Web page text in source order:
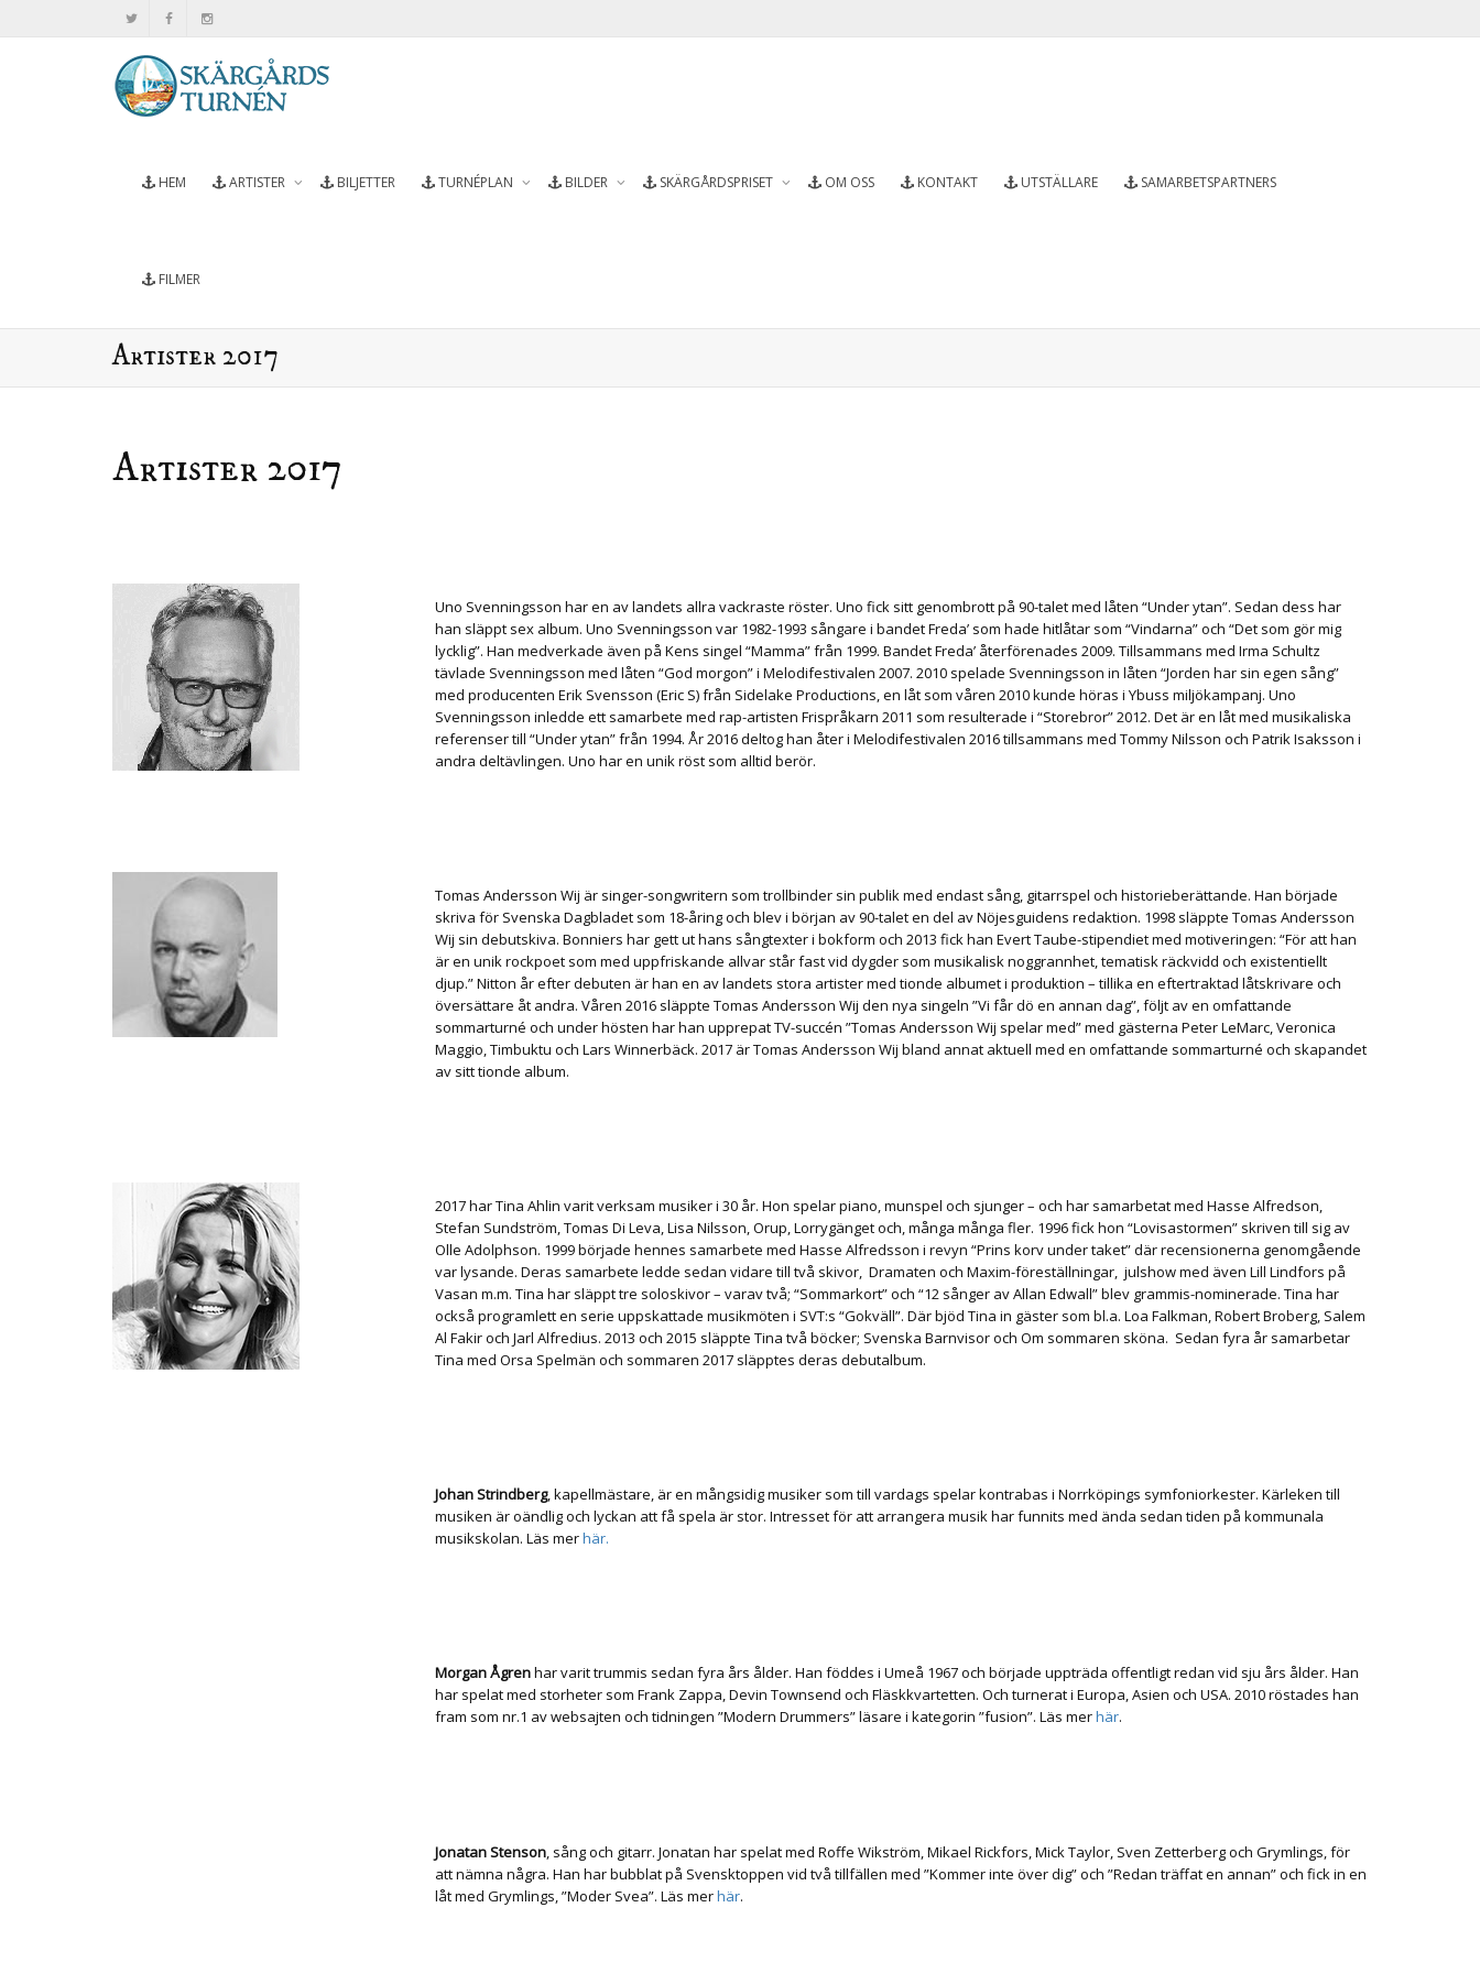
HEM ARTISTER BILJETTER TURNÉPLAN BILDER SKÄRGÅRDSPRISET OM OSS KONTAKT UTSTÄLLARE SAMARBETSPARTNERS
FILMER
Artister 2017
Artister 2017
Uno Svenningsson har en av landets allra vackraste röster. Uno fick sitt genombrott på 90-talet med låten “Under ytan”. Sedan dess har
han släppt sex album. Uno Svenningsson var 1982-1993 sångare i bandet Freda’ som hade hitlåtar som “Vindarna” och “Det som gör mig
lycklig”. Han medverkade även på Kens singel “Mamma” från 1999. Bandet Freda’ återförenades 2009. Tillsammans med Irma Schultz
tävlade Svenningsson med låten “God morgon” i Melodifestivalen 2007. 2010 spelade Svenningsson in låten “Jorden har sin egen sång”
med producenten Erik Svensson (Eric S) från Sidelake Productions, en låt som våren 2010 kunde höras i Ybuss miljökampanj. Uno
Svenningsson inledde ett samarbete med rap-artisten Frispråkarn 2011 som resulterade i “Storebror” 2012. Det är en låt med musikaliska
referenser till “Under ytan” från 1994. År 2016 deltog han åter i Melodifestivalen 2016 tillsammans med Tommy Nilsson och Patrik Isaksson i
andra deltävlingen. Uno har en unik röst som alltid berör.
Tomas Andersson Wij är singer-songwritern som trollbinder sin publik med endast sång, gitarrspel och historieberättande. Han började
skriva för Svenska Dagbladet som 18-åring och blev i början av 90-talet en del av Nöjesguidens redaktion. 1998 släppte Tomas Andersson
Wij sin debutskiva. Bonniers har gett ut hans sångtexter i bokform och 2013 fick han Evert Taube-stipendiet med motiveringen: “För att han
är en unik rockpoet som med uppfriskande allvar står fast vid dygder som musikalisk noggrannhet, tematisk räckvidd och existentiellt
djup.” Nitton år efter debuten är han en av landets stora artister med tionde albumet i produktion – tillika en eftertraktad låtskrivare och
översättare åt andra. Våren 2016 släppte Tomas Andersson Wij den nya singeln ”Vi får dö en annan dag”, följt av en omfattande
sommarturné och under hösten har han upprepat TV-succén ”Tomas Andersson Wij spelar med” med gästerna Peter LeMarc, Veronica
Maggio, Timbuktu och Lars Winnerbäck. 2017 är Tomas Andersson Wij bland annat aktuell med en omfattande sommarturné och skapandet
av sitt tionde album.
2017 har Tina Ahlin varit verksam musiker i 30 år. Hon spelar piano, munspel och sjunger – och har samarbetat med Hasse Alfredson,
Stefan Sundström, Tomas Di Leva, Lisa Nilsson, Orup, Lorrygänget och, många många fler. 1996 fick hon “Lovisastormen” skriven till sig av
Olle Adolphson. 1999 började hennes samarbete med Hasse Alfredsson i revyn “Prins korv under taket” där recensionerna genomgående
var lysande. Deras samarbete ledde sedan vidare till två skivor, Dramaten och Maxim-föreställningar, julshow med även Lill Lindfors på
Vasan m.m. Tina har släppt tre soloskivor – varav två; “Sommarkort” och “12 sånger av Allan Edwall” blev grammis-nominerade. Tina har
också programlett en serie uppskattade musikmöten i SVT:s “Gokväll”. Där bjöd Tina in gäster som bl.a. Loa Falkman, Robert Broberg, Salem
Al Fakir och Jarl Alfredius. 2013 och 2015 släppte Tina två böcker; Svenska Barnvisor och Om sommaren sköna. Sedan fyra år samarbetar
Tina med Orsa Spelmän och sommaren 2017 släpptes deras debutalbum.
Johan Strindberg, kapellmästare, är en mångsidig musiker som till vardags spelar kontrabas i Norrköpings symfoniorkester. Kärleken till
musiken är oändlig och lyckan att få spela är stor. Intresset för att arrangera musik har funnits med ända sedan tiden på kommunala
musikskolan. Läs merhär.
Morgan Ågrenhar varit trummis sedan fyra års ålder. Han föddes i Umeå 1967 och började uppträda offentligt redan vid sju års ålder. Han
har spelat med storheter som Frank Zappa, Devin Townsend och Fläskkvartetten. Och turnerat i Europa, Asien och USA. 2010 röstades han
fram som nr.1 av websajten och tidningen ”Modern Drummers” läsare i kategorin ”fusion”. Läs merhär.
Jonatan Stenson, sång och gitarr. Jonatan har spelat med Roffe Wikström, Mikael Rickfors, Mick Taylor, Sven Zetterberg och Grymlings, för
att nämna några. Han har bubblat på Svensktoppen vid två tillfällen med ”Kommer inte över dig” och ”Redan träffat en annan” och fick in en
låt med Grymlings, ”Moder Svea”. Läs merhär.